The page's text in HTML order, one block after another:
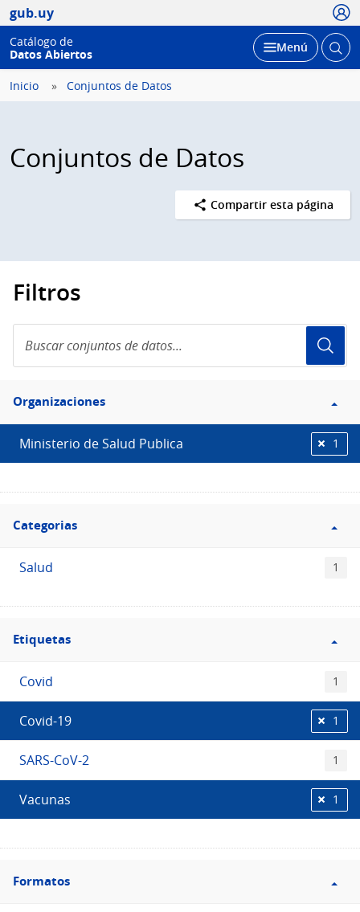
gub.uy
Catálogo de
Datos Abiertos
Desplegar
Menú Abrir
Inicio Conjuntos de Datos
Conjuntos de Datos
Compartir esta página
Filtros
conjuntos
de
Filtro
Organizaciones
Organizaciones
Ministerio de Salud Publica 1
Filtro
Categorias
Categorias
Salud 1
Filtro
Etiquetas
Etiquetas
Covid 1
Covid-19 1
SARS-CoV-2 1
Vacunas 1
Filtro
Formatos
Formatos